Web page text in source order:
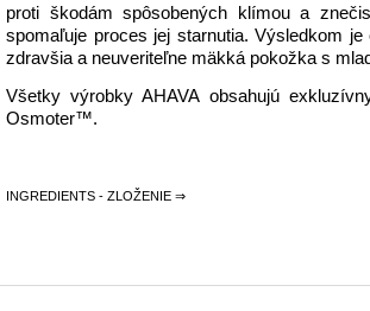
proti škodám spôsobených klímou a
spomaľuje proces jej starnutia. Výsledkom je
zdravšia a neuveriteľne mäkká pokožka s
Všetky výrobky AHAVA obsahujú
Osmoter™.
INGREDIENTS - ZLOŽENIE ⇒